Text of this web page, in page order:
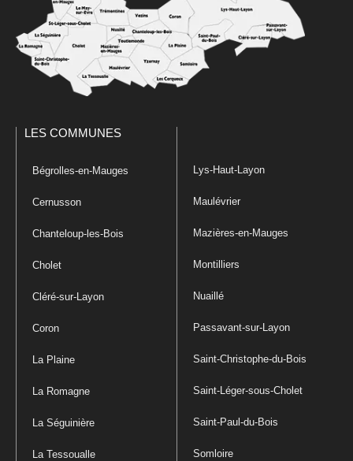
LES COMMUNES
Bégrolles-en-Mauges
Cernusson
Chanteloup-les-Bois
Cholet
Cléré-sur-Layon
Coron
La Plaine
La Romagne
La Séguinière
La Tessoualle
Lys-Haut-Layon
Maulévrier
Mazières-en-Mauges
Montilliers
Nuaillé
Passavant-sur-Layon
Saint-Christophe-du-Bois
Saint-Léger-sous-Cholet
Saint-Paul-du-Bois
Somloire